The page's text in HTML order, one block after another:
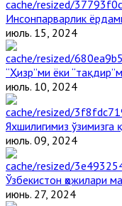
Инсонпарварлик
июль. 15, 2024
“Ҳизр”ми ёки
июль. 10, 2024
Яхшилигимиз ўзимизга
июль. 09, 2024
Ўзбекистон ҳожилари
июнь. 27, 2024